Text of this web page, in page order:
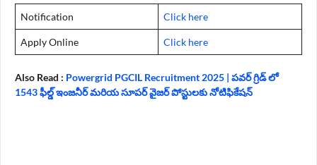
Notification Click here
Apply Online Click here
Also Read : Powergrid PGCIL Recruitment 2025 | పవర్ గ్రిడ్ లో
1543 ఫీల్డ్ ఇంజనీర్ మరియ సూపర్ వైజర్ పోస్టులకు నోటిఫికేషన్